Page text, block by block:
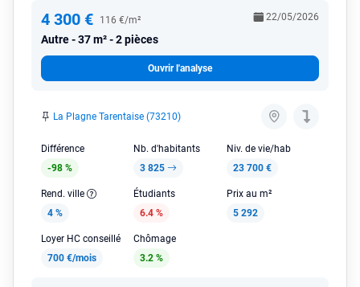
4 300 € 116 €/m²
Autre 37 m² - 2 pièces
22/05/2026
Ouvrir l'analyse
La Plagne Tarentaise (73210)
Différence
-98 %
Nb. d'habitants
3 825
Niv. de vie/hab
23 700 €
Rend. ville
4 %
Étudiants
6.4 %
Prix au m²
5 292
Loyer HC conseillé
700 €/mois
Chômage
3.2 %